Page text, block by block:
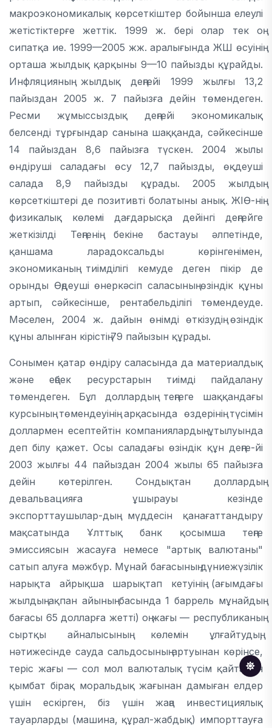
макроэкономикалық көрсеткіштер бойынша елеулі
жетістіктерғе жеттік. 1999 ж. бері олар тек оң
сипатқа ие. 1999—2005 жж. аралығында ЖШ өсуінің
орташа жылдық қарқыны 9—10 пайызды құрайды.
Инфляцияның жылдық деңгейі 1999 жылғы 13,2
пайыздан 2005 ж. 7 пайызға дейін төмендеген.
Ресми жұмыссыздық деңгейі экономикалық
белсенді тұрғындар санына шаққанда, сәйкесінше
14 пайыздан 8,6 пайызға түскен. 2004 жылы
өндіруші саладағы өсу 12,7 пайызды, өқдеуші
салада 8,9 пайызды құрады. 2005 жылдың
көрсеткіштері де позитивті болатыны анық. ЖІӨ-нің
физикалық көлемі дағдарысқа дейінгі деңгейге
жеткізілді Теңгенің бекіне бастауы әлпетінде,
қаншама ларадоксальды көрінгенімен,
экономиканың тиімділігі кемуде деген пікір де
орынды Өңдеуші өнеркәсіп саласының өзіндік құны
артып, сәйкесінше, рентабельділігі төмендеуде.
Мәселен, 2004 ж. дайын өнімді өткізудің өзіндік
құны алынған кірістің 79 пайызын құрады.
Сонымен қатар өндіру саласында да материалдық
және еңбек ресурстарын тиімді пайдалану
төмендеген. Бұл доллардың теңгеге шаққандағы
курсының төмендеуінің арқасында өздерінің түсімін
доллармен есептейтін компаниялардың ұтылуында
деп білу қажет. Осы саладағы өзіндік құн деңге-йі
2003 жылғы 44 пайыздан 2004 жылы 65 пайызға
дейін көтерілген. Сондықтан доллардың
девальвацияға ұшырауы кезінде
экспорттаушылар-дың мүддесін қанағаттандыру
мақсатында Ұлттық банк қосымша теңге
эмиссиясын жасауға немесе "артық валютаны"
сатып алуға мәжбүр. Мұнай бағасының дүниежүзілік
нарықта айрықша шарықтап кетуінің (ағымдағы
жылдың ақпан айының басында 1 баррель мұнайдың
бағасы 65 долларға жетті) оң жағы — республиканың
сыртқы айналысының көлемін ұлғайтудың,
нәтижесінде сауда сальдосының артуынан көрінсе,
теріс жағы — сол мол валюталық түсім қайтадан
қымбат бірақ моральдық жағынан дамыған елдер
үшін ескірген, біз үшін жаңа инвестициялық
тауарларды (машина, құрал-жабдық) импорттауға